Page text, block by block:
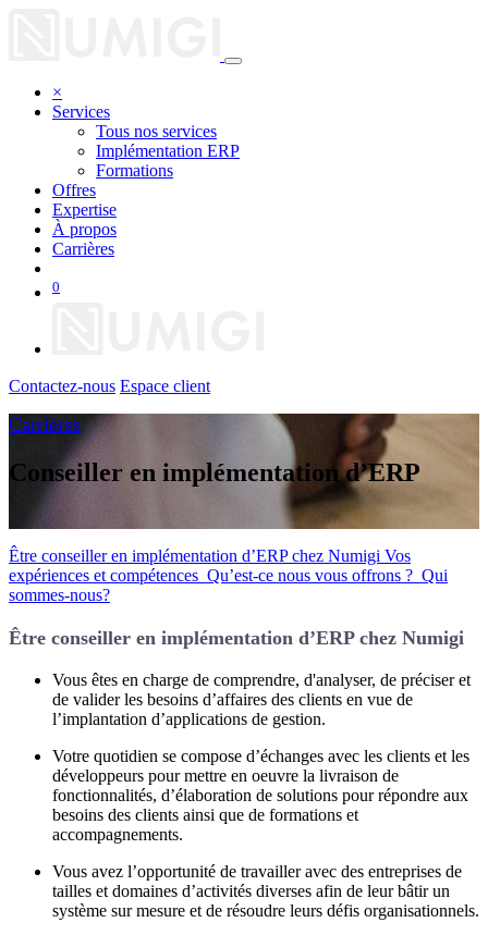
×
Services
Tous nos services
Implémentation ERP
Formations
Offres
Expertise
À propos
Carrières
0
Contactez-nous Espace client
Carrières
Conseiller en implémentation d’ERP
Être conseiller en implémentation d’ERP chez Numigi Vos
expériences et compétences Qu’est-ce nous vous offrons ? Qui
sommes-nous?
Être conseiller en implémentation d’ERP chez Numigi
Vous êtes en charge de comprendre, d'analyser, de préciser et
de valider les besoins d’affaires des clients en vue de
l’implantation d’applications de gestion.
Votre quotidien se compose d’échanges avec les clients et les
développeurs pour mettre en oeuvre la livraison de
fonctionnalités, d’élaboration de solutions pour répondre aux
besoins des clients ainsi que de formations et
accompagnements.
Vous avez l’opportunité de travailler avec des entreprises de
tailles et domaines d’activités diverses afin de leur bâtir un
système sur mesure et de résoudre leurs défis organisationnels.